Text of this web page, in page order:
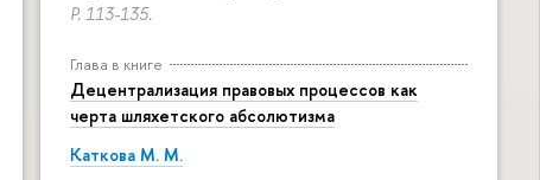
P. 113-135.
Глава в книге
Децентрализация правовых процессов как
черта шляхетского абсолютизма
Каткова М. М.